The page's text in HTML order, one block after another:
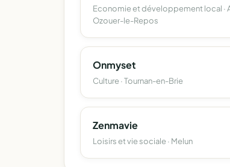
Economie et développement local ·
Ozouer-le-Repos
Onmyset
Culture · Tournan-en-Brie
Zenmavie
Loisirs et vie sociale · Melun